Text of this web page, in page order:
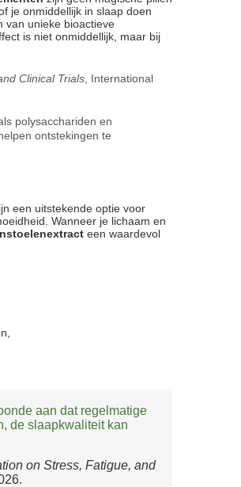
je onmiddellijk in slaap doen
van unieke bioactieve
is niet onmiddellijk, maar bij
Clinical Trials , International
polysacchariden en
ontstekingen te
een uitstekende optie voor
Wanneer je lichaam en
een waardevol
aan dat regelmatige
de slaapkwaliteit kan
on Stress, Fatigue, and